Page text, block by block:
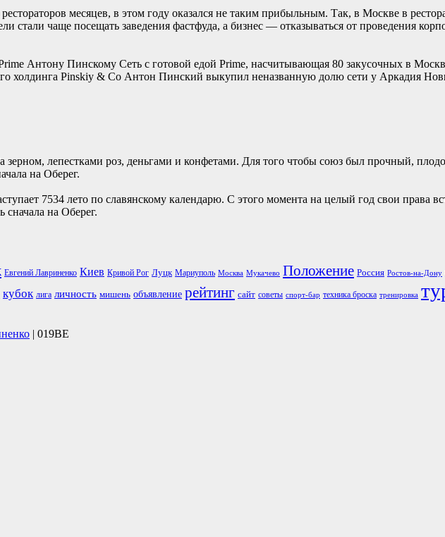
месяцев, в этом году оказался не таким прибыльным. Так, в Москве в
стали чаще посещать заведения фастфуда, а бизнес — отказываться от проведения
Антону Пинскому Сеть с готовой едой Prime, насчитывающая 80 закусочных в
холдинга Pinskiy & Co Антон Пинский выкупил неназванную долю сети у Аркадия
лепестками роз, деньгами и конфетами. Для того чтобы союз был прочный,
на Оберег.
7534 лето по славянскому календарю. С этого момента на целый год свои права
на Оберег.
Евгений Лавриненко Киев Кривой Рог Луцк Мариуполь Москва Мукачево Положение Россия Ростов-на-Дону
кубок лига личность мишень объявление рейтинг сайт советы спорт-бар техника броска тренировка
| 019BE